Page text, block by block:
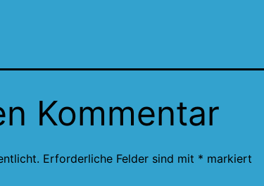
Kommentar
Erforderliche Felder sind mit * markiert